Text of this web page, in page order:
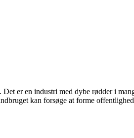
er en industri med dybe rødder i
kan forsøge at forme